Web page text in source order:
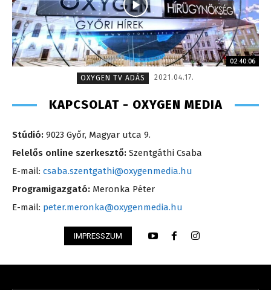
02:40:06
OXYGEN TV ADÁS
2021.04.17.
KAPCSOLAT - OXYGEN MEDIA
Stúdió: 9023 Győr, Magyar utca 9.
Felelős online szerkesztő: Szentgáthi Csaba
E-mail: csaba.szentgathi@oxygenmedia.hu
Programigazgató: Meronka Péter
E-mail: peter.meronka@oxygenmedia.hu
IMPRESSZUM